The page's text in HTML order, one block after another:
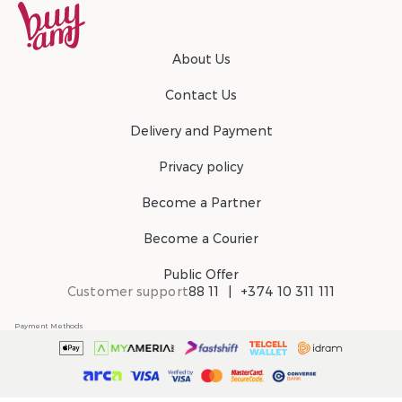
About Us
Contact Us
Delivery and Payment
Privacy policy
Become a Partner
Become a Courier
Public Offer
Customer support88 11 +374 10 311 111
Payment Methods